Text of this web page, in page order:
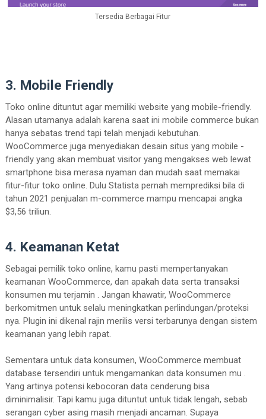
Tersedia Berbagai Fitur
3. Mobile Friendly
Toko online dituntut agar memiliki website yang mobile-friendly.
Alasan utamanya adalah karena saat ini mobile commerce bukan
hanya sebatas trend tapi telah menjadi kebutuhan.
WooCommerce juga menyediakan desain situs yang mobile -
friendly yang akan membuat visitor yang mengakses web lewat
smartphone bisa merasa nyaman dan mudah saat memakai
fitur-fitur toko online. Dulu Statista pernah memprediksi bila di
tahun 2021 penjualan m-commerce mampu mencapai angka
$3,56 triliun.
4. Keamanan Ketat
Sebagai pemilik toko online, kamu pasti mempertanyakan
keamanan WooCommerce, dan apakah data serta transaksi
konsumen mu terjamin . Jangan khawatir, WooCommerce
berkomitmen untuk selalu meningkatkan perlindungan/proteksi
nya. Plugin ini dikenal rajin merilis versi terbarunya dengan sistem
keamanan yang lebih rapat.
Sementara untuk data konsumen, WooCommerce membuat
database tersendiri untuk mengamankan data konsumen mu .
Yang artinya potensi kebocoran data cenderung bisa
diminimalisir. Tapi kamu juga dituntut untuk tidak lengah, sebab
serangan cyber asing masih menjadi ancaman. Supaya